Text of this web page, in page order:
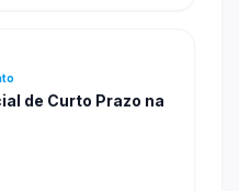
de Curto Prazo na